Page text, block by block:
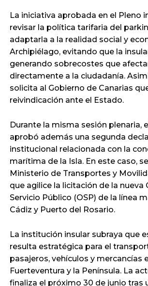
La iniciativa aprobada en el Pleno
revisar la política tarifaria del
adaptarla a la realidad social y
Archipiélago, evitando que la
generando sobrecostes que
directamente a la ciudadanía.
solicita al Gobierno de Canarias
reivindicación ante el Estado.
Durante la misma sesión plenaria,
aprobó además una segunda
institucional relacionada con la
marítima de la Isla. En este caso,
Ministerio de Transportes y
que agilice la licitación de la nueva
Servicio Público (OSP) de la línea
Cádiz y Puerto del Rosario.
La institución insular subraya que
resulta estratégica para el
pasajeros, vehículos y mercancías
Fuerteventura y la Península. La
finaliza el próximo 30 de junio tras